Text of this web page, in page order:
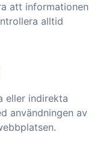
att informationen
alltid
eller indirekta
användningen av